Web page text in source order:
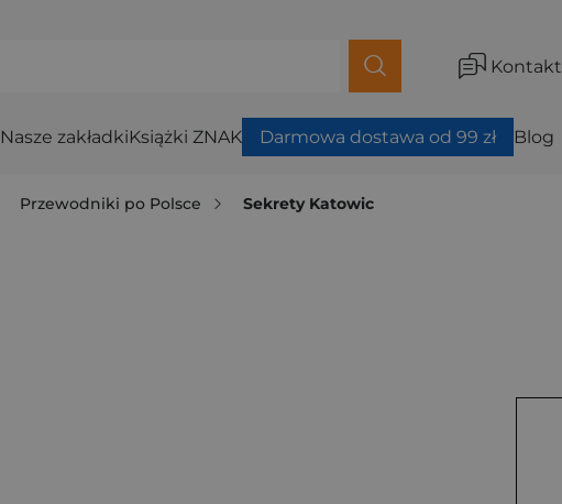
Kontakt
Nasze zakładkiKsiążki ZNAK Darmowa dostawa od 99 zł Blog
Przewodniki po Polsce Sekrety Katowic